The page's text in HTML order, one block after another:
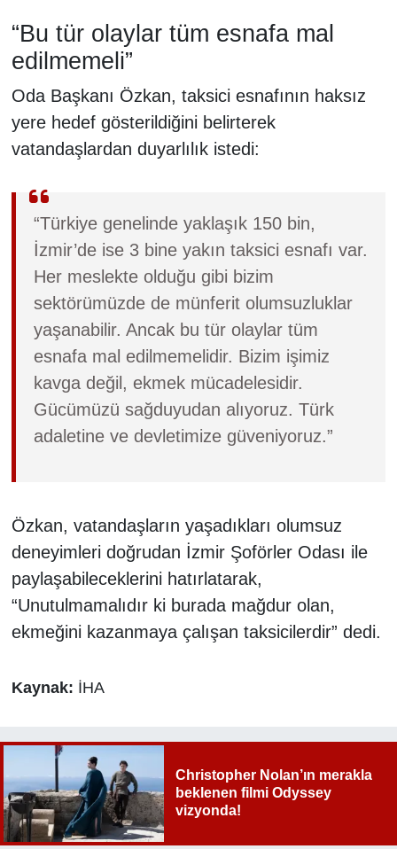
“Bu tür olaylar tüm esnafa mal
edilmemeli”
Oda Başkanı Özkan, taksici esnafının haksız
yere hedef gösterildiğini belirterek
vatandaşlardan duyarlılık istedi:
“Türkiye genelinde yaklaşık 150 bin,
İzmir’de ise 3 bine yakın taksici esnafı var.
Her meslekte olduğu gibi bizim
sektörümüzde de münferit olumsuzluklar
yaşanabilir. Ancak bu tür olaylar tüm
esnafa mal edilmemelidir. Bizim işimiz
kavga değil, ekmek mücadelesidir.
Gücümüzü sağduyudan alıyoruz. Türk
adaletine ve devletimize güveniyoruz.”
Özkan, vatandaşların yaşadıkları olumsuz
deneyimleri doğrudan İzmir Şoförler Odası ile
paylaşabileceklerini hatırlatarak,
“Unutulmamalıdır ki burada mağdur olan,
ekmeğini kazanmaya çalışan taksicilerdir” dedi.
Kaynak: İHA
Christopher Nolan’ın merakla
beklenen filmi Odyssey
vizyonda!